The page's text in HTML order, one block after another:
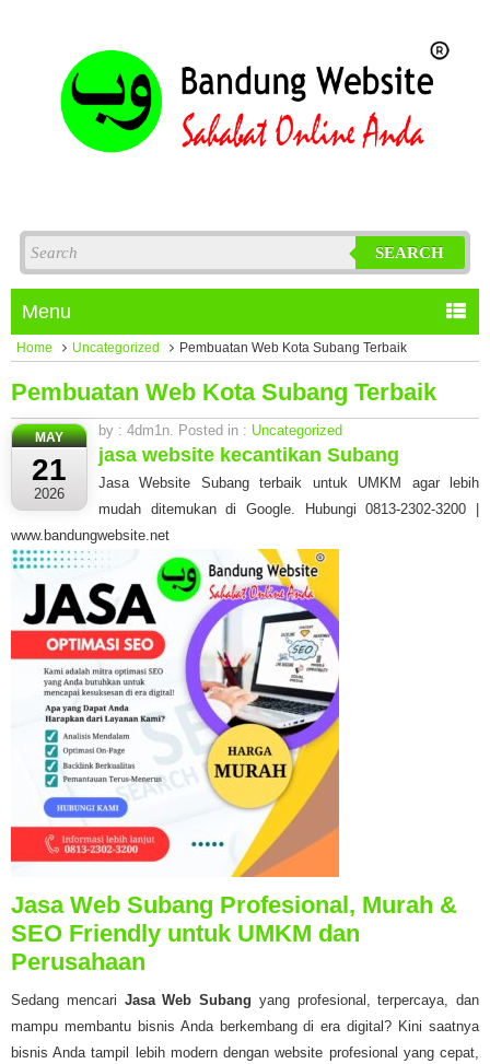
SEARCH
Menu
Home Uncategorized Pembuatan Web Kota Subang Terbaik
Pembuatan Web Kota Subang Terbaik
MAY
21
2026
by : 4dm1n. Posted in : Uncategorized
jasa website kecantikan Subang
Jasa Website Subang terbaik untuk UMKM agar lebih
mudah ditemukan di Google. Hubungi 0813-2302-3200 |
www.bandungwebsite.net
Jasa Web Subang Profesional, Murah &
SEO Friendly untuk UMKM dan
Perusahaan
Sedang mencari Jasa Web Subang yang profesional, terpercaya, dan
mampu membantu bisnis Anda berkembang di era digital? Kini saatnya
bisnis Anda tampil lebih modern dengan website profesional yang cepat,